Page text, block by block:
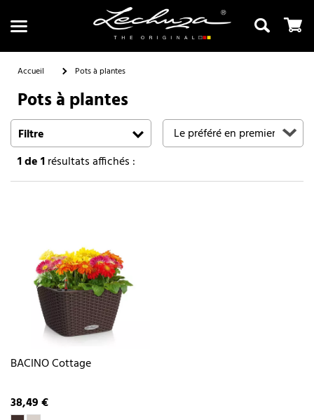
Recherche
Accueil Pots à plantes
Pots à plantes
Filtre
1de 1résultats affichés :
BACINO Cottage
38,49 €